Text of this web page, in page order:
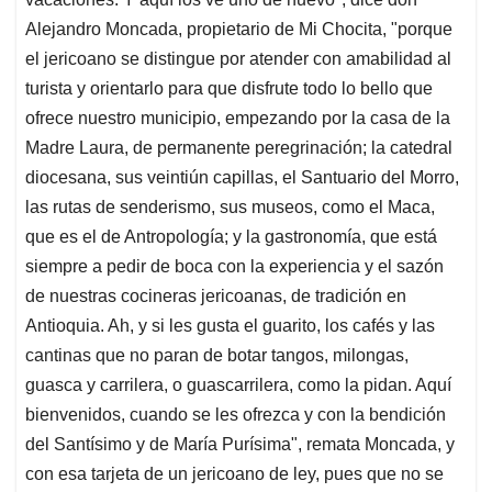
Alejandro Moncada, propietario de Mi Chocita, "porque
el jericoano se distingue por atender con amabilidad al
turista y orientarlo para que disfrute todo lo bello que
ofrece nuestro municipio, empezando por la casa de la
Madre Laura, de permanente peregrinación; la catedral
diocesana, sus veintiún capillas, el Santuario del Morro,
las rutas de senderismo, sus museos, como el Maca,
que es el de Antropología; y la gastronomía, que está
siempre a pedir de boca con la experiencia y el sazón
de nuestras cocineras jericoanas, de tradición en
Antioquia. Ah, y si les gusta el guarito, los cafés y las
cantinas que no paran de botar tangos, milongas,
guasca y carrilera, o guascarrilera, como la pidan. Aquí
bienvenidos, cuando se les ofrezca y con la bendición
del Santísimo y de María Purísima", remata Moncada, y
con esa tarjeta de un jericoano de ley, pues que no se